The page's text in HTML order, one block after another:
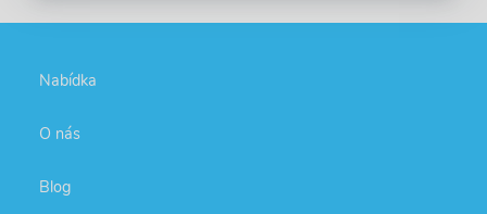
Nabídka
O nás
Blog